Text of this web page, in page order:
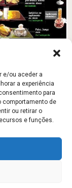
e/ou aceder a
a experiência
para
comportamento de
ou retirar o
e funções.